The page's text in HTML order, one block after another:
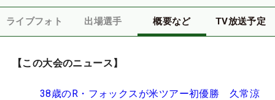
ライブフォト 出場選手 概要など TV放送予定
【この大会のニュース】
38歳のR・フォックスが米ツアー初優勝 久常涼